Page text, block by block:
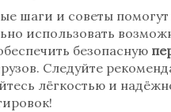
шаги и советы
использовать
безопасную
Следуйте
лёгкостью и